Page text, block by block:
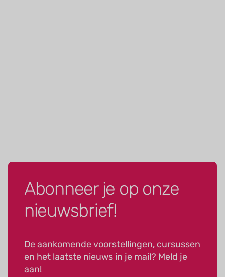
Abonneer je op onze
nieuwsbrief!
De aankomende voorstellingen, cursussen
en het laatste nieuws in je mail? Meld je
aan!